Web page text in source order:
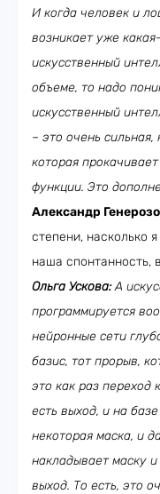
И когда человек и
возникает уже
искусственный
объеме, то надо
искусственный
– это очень
которая
функции. Это
Александр
степени, насколько
наша спонтанность,
Ольга Ускова:А
программируется
нейронные сети
базис, тот прорыв,
это как раз переход
есть выход, и на
некоторая маска, и
накладывает маску
выход. То есть, это